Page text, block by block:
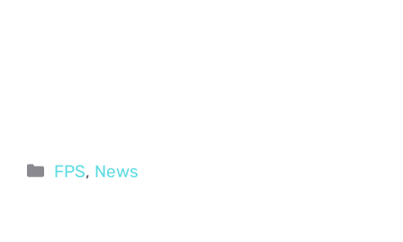
Categorie
FPS, News